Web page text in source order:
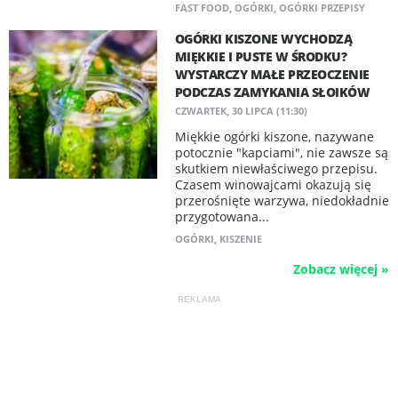
FAST FOOD, OGÓRKI, OGÓRKI PRZEPISY
OGÓRKI KISZONE WYCHODZĄ
MIĘKKIE I PUSTE W ŚRODKU?
WYSTARCZY MAŁE PRZEOCZENIE
PODCZAS ZAMYKANIA SŁOIKÓW
CZWARTEK, 30 LIPCA (11:30)
Miękkie ogórki kiszone, nazywane
potocznie "kapciami", nie zawsze są
skutkiem niewłaściwego przepisu.
Czasem winowajcami okazują się
przerośnięte warzywa, niedokładnie
przygotowana...
OGÓRKI, KISZENIE
Zobacz więcej »
REKLAMA